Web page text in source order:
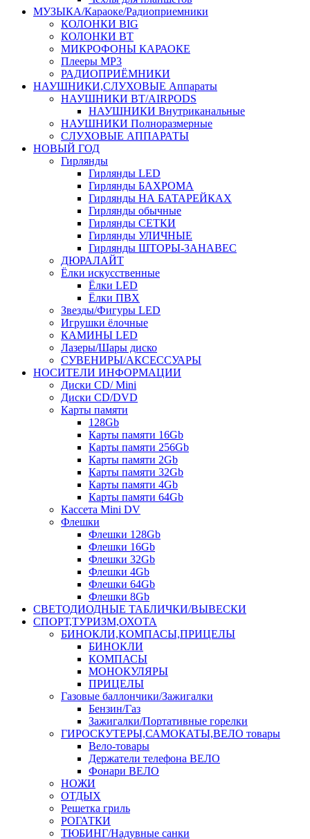
МУЗЫКА/Караоке/Радиоприемники
КОЛОНКИ BIG
КОЛОНКИ BT
МИКРОФОНЫ КАРАОКЕ
Плееры MP3
РАДИОПРИЁМНИКИ
НАУШНИКИ,СЛУХОВЫЕ Аппараты
НАУШНИКИ BT/AIRPODS
НАУШНИКИ Внутриканальные
НАУШНИКИ Полноразмерные
СЛУХОВЫЕ АППАРАТЫ
НОВЫЙ ГОД
Гирлянды
Гирлянды LED
Гирлянды БАХРОМА
Гирлянды НА БАТАРЕЙКАХ
Гирлянды обычные
Гирлянды СЕТКИ
Гирлянды УЛИЧНЫЕ
Гирлянды ШТОРЫ-ЗАНАВЕС
ДЮРАЛАЙТ
Ёлки искусственные
Ёлки LED
Ёлки ПВХ
Звезды/Фигуры LED
Игрушки ёлочные
КАМИНЫ LED
Лазеры/Шары диско
СУВЕНИРЫ/АКСЕССУАРЫ
НОСИТЕЛИ ИНФОРМАЦИИ
Диски CD/ Mini
Диски CD/DVD
Карты памяти
128Gb
Карты памяти 16Gb
Карты памяти 256Gb
Карты памяти 2Gb
Карты памяти 32Gb
Карты памяти 4Gb
Карты памяти 64Gb
Кассета Mini DV
Флешки
Флешки 128Gb
Флешки 16Gb
Флешки 32Gb
Флешки 4Gb
Флешки 64Gb
Флешки 8Gb
СВЕТОДИОДНЫЕ ТАБЛИЧКИ/ВЫВЕСКИ
СПОРТ,ТУРИЗМ,ОХОТА
БИНОКЛИ,КОМПАСЫ,ПРИЦЕЛЫ
БИНОКЛИ
КОМПАСЫ
МОНОКУЛЯРЫ
ПРИЦЕЛЫ
Газовые баллончики/Зажигалки
Бензин/Газ
Зажигалки/Портативные горелки
ГИРОСКУТЕРЫ,САМОКАТЫ,ВЕЛО товары
Вело-товары
Держатели телефона ВЕЛО
Фонари ВЕЛО
НОЖИ
ОТДЫХ
Решетка гриль
РОГАТКИ
ТЮБИНГ/Надувные санки